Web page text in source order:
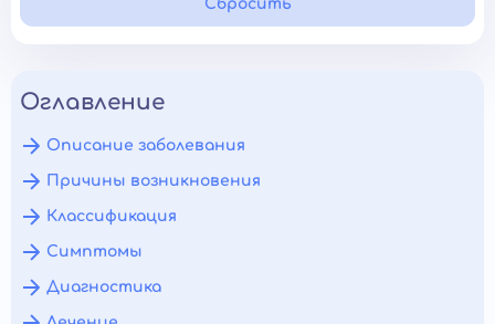
Сбросить
Оглавление
Описание заболевания
Причины возникновения
Классификация
Симптомы
Диагностика